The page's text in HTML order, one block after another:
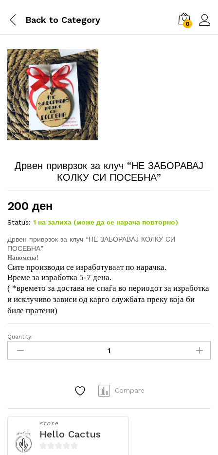
Back to Category 0
Дрвен приврзок за клуч “НЕ ЗАБОРАВАЈ
КОЛКУ СИ ПОСЕБНА”
200 ден
Status: 1 на залиха (може да се нарача повторно)
Дрвен приврзок за клуч “НЕ ЗАБОРАВАЈ КОЛКУ СИ
ПОСЕБНА”
Напомена!
Сите производи се изработуваат по нарачка.
Време за изработка 5-7 дена.
( *времето за достава не спаѓа во периодот за изработка
и исклучиво зависи од карго службата преку која би
биле пратени)
Дрвен
приврзок
за
ПОСЕБНА"
quantity
Quantity:
Compare
store
Hello Cactus